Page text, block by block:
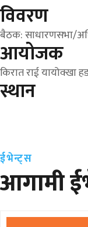
विवरण
बैठक: साधारणसभा/
आयोजक
किरात राई यायोक्खा
स्थान
ईभेन्ट्स
आगामी